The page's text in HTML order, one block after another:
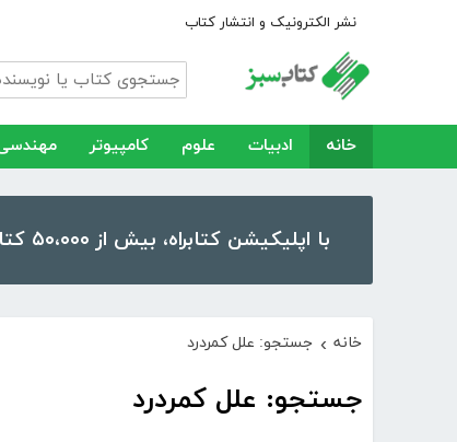
نشر الکترونیک و انتشار کتاب
خانه ادبیات علوم کامپیوتر
با اپلیکیشن کتابراه، بیش از ۵۰،۰۰۰ کتاب، کتاب صوتی و رمان را در موبایل و تبلت خود داشته باشید!
خانه › جستجو: علل کمردرد
جستجو: علل کمردرد